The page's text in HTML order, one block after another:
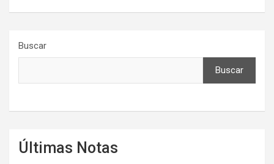
Buscar
Buscar
Últimas Notas